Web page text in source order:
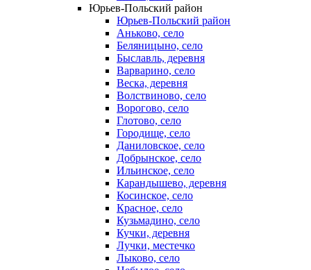
Юрьев-Польский район
Юрьев-Польский район
Аньково, село
Беляницыно, село
Быславль, деревня
Варварино, село
Веска, деревня
Волствиново, село
Ворогово, село
Глотово, село
Городище, село
Даниловское, село
Добрынское, село
Ильинское, село
Карандышево, деревня
Косинское, село
Красное, село
Кузьмадино, село
Кучки, деревня
Лучки, местечко
Лыково, село